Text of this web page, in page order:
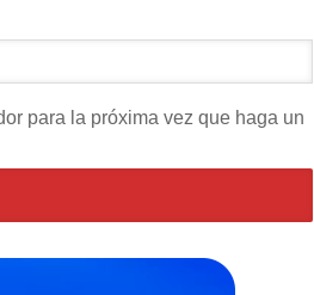
para la próxima vez que haga un